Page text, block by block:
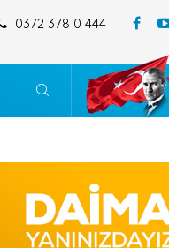
MAHALLESİ 196 ADA 4-5-
0372 378 0 444